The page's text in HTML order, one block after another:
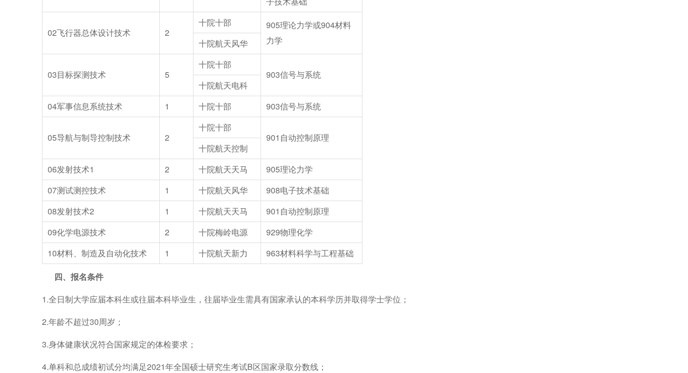
02飞行器总体设计技术 2
十院十部 905理论力学或904材料
力学
十院航天风华
03目标探测技术 5
十院十部
903信号与系统
十院航天电科
04军事信息系统技术 1 十院十部 903信号与系统
05导航与制导控制技术 2
十院十部
901 自动控制原理
十院航天控制
06发射技术1 2 十院航天天马 905理论力学
07测试测控技术 1 十院航天风华 908电子技术基础
08发射技术2 1 十院航天天马 901 自动控制原理
09化学电源技术 2 十院梅岭电源 929物理化学
10材料、制造及自动化技术 1 十院航天新力 963材料科学与工程基础
四、报名条件
1.全日制大学应届本科生或往届本科毕业生，往届毕业生需具有国家承认的本科学历并取得学士学位；
2.年龄不超过30周岁；
3.身体健康状况符合国家规定的体检要求；
4.单科和总成绩初试分均满足2021年全国硕士研究生考试B区国家录取分数线；